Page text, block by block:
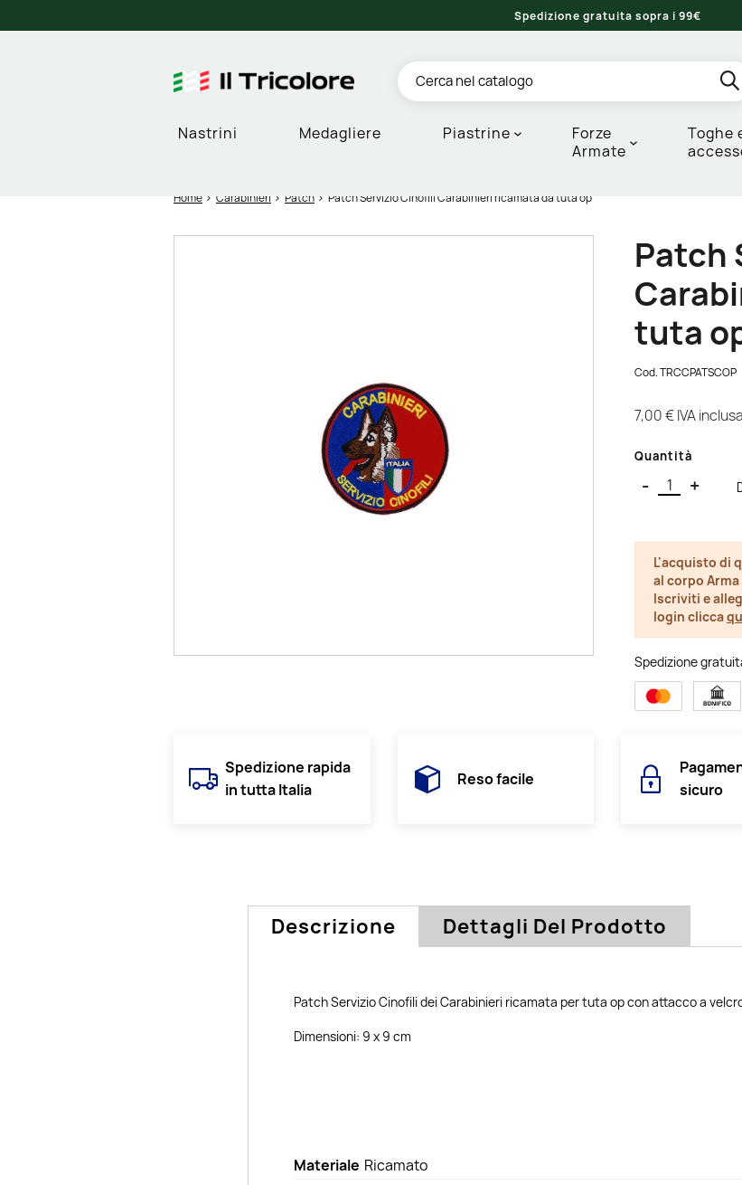
Spedizione gratuita sopra i 99€
Nastrini Medagliere Piastrine
Forze
Armate
Toghe
Home Carabinieri Patch Patch Servizio Cinofili Carabinieri ricamata da tuta op
Patch
tuta
Cod.TRCCPATSCOP
7,00 €IVA inclusa
Quantità
- +
L'acquisto di
al corpo
Iscriviti e
login clicca
Spedizione
Spedizione rapida
in tutta Italia
Reso facile
sicuro
Descrizione Dettagli Del Prodotto
Patch Servizio Cinofili dei Carabinieri ricamata per tuta op con attacco a
Dimensioni: 9 x 9 cm
Materiale Ricamato